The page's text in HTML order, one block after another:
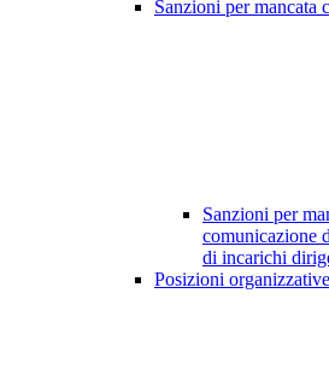
Sanzioni per mancata
Sanzioni per
comunicazione
di incarichi
Posizioni organizzative